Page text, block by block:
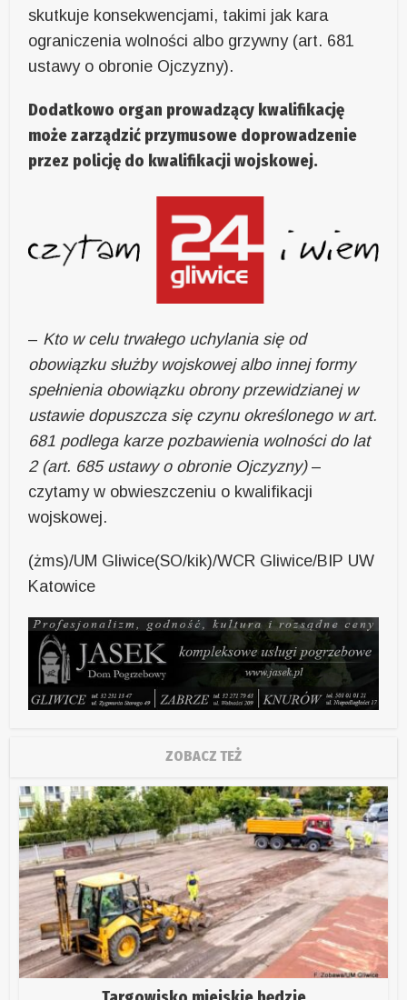
skutkuje konsekwencjami, takimi jak kara
ograniczenia wolności albo grzywny (art. 681
ustawy o obronie Ojczyzny).
Dodatkowo organ prowadzący kwalifikację
może zarządzić przymusowe doprowadzenie
przez policję do kwalifikacji wojskowej.
– Kto w celu trwałego uchylania się od
obowiązku służby wojskowej albo innej formy
spełnienia obowiązku obrony przewidzianej w
ustawie dopuszcza się czynu określonego w art.
681 podlega karze pozbawienia wolności do lat
2 (art. 685 ustawy o obronie Ojczyzny)–
czytamy w obwieszczeniu o kwalifikacji
wojskowej.
(żms)/UM Gliwice(SO/kik)/WCR Gliwice/BIP UW
Katowice
ZOBACZ TEŻ